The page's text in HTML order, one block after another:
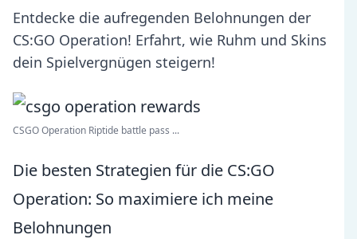
Entdecke die aufregenden Belohnungen der
CS:GO Operation! Erfahrt, wie Ruhm und Skins
dein Spielvergnügen steigern!
CSGO Operation Riptide battle pass ...
Die besten Strategien für die CS:GO
Operation: So maximiere ich meine
Belohnungen